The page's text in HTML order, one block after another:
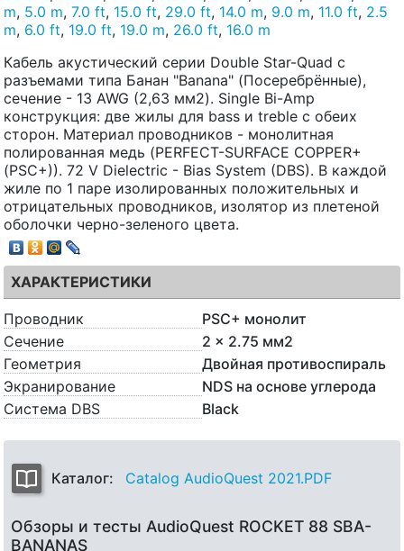
m, 5.0 m, 7.0 ft, 15.0 ft, 29.0 ft, 14.0 m, 9.0 m, 11.0 ft, 2.5
m, 6.0 ft, 19.0 ft, 19.0 m, 26.0 ft, 16.0 m
Кабель акустический серии Double Star-Quad с
разъемами типа Банан "Banana" (Посеребрённые),
сечение - 13 AWG (2,63 мм2). Single Bi-Amp
конструкция: две жилы для bass и treble с обеих
сторон. Материал проводников - монолитная
полированная медь (PERFECT-SURFACE COPPER+
(PSC+)). 72 V Dielectric - Bias System (DBS). В каждой
жиле по 1 паре изолированных положительных и
отрицательных проводников, изолятор из плетеной
оболочки черно-зеленого цвета.
ХАРАКТЕРИСТИКИ
Проводник
PSC+ монолит
Сечение
2 x 2.75 мм2
Геометрия
Двойная противоспираль
Экранирование
NDS на основе углерода
Система DBS
Black
Каталог: Catalog AudioQuest 2021.PDF
Обзоры и тесты AudioQuest ROCKET 88 SBA-
BANANAS